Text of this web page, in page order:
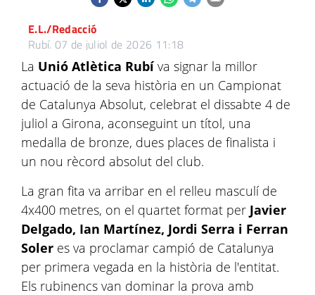
E.L./Redacció
Rubí. 07 de juliol de 2026 11:18
La Unió Atlètica Rubíva signar la millor
actuació de la seva història en un Campionat
de Catalunya Absolut, celebrat el dissabte 4 de
juliol a Girona, aconseguint un títol, una
medalla de bronze, dues places de finalista i
un nou rècord absolut del club.
La gran fita va arribar en el relleu masculí de
4x400 metres, on el quartet format per Javier
Delgado, Ian Martínez, Jordi Serra i Ferran
Soler es va proclamar campió de Catalunya
per primera vegada en la història de l'entitat.
Els rubinencs van dominar la prova amb